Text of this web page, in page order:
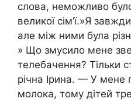
слова, неможливо було
великої сім’ї.»Я
але між ними була
» Що змусило мене
телебачення? Тільки
річна Ірина. — У мене
молока, тому дітей